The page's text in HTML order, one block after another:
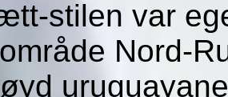
stilen var
Nord-